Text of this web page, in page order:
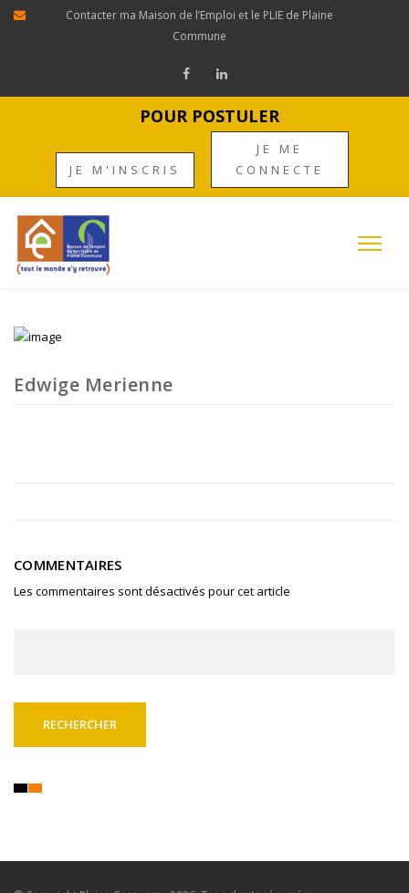
Contacter ma Maison de l’Emploi et le PLIE de Plaine
Commune
POUR POSTULER
JE M'INSCRIS
JE ME
CONNECTE
Edwige Merienne
COMMENTAIRES
Les commentaires sont désactivés pour cet article